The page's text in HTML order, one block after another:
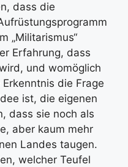
dass die
„Militarismus“
Erfahrung, dass
und womöglich
die Frage
ist, die eigenen
dass sie noch als
aber kaum mehr
Landes taugen.
welcher Teufel